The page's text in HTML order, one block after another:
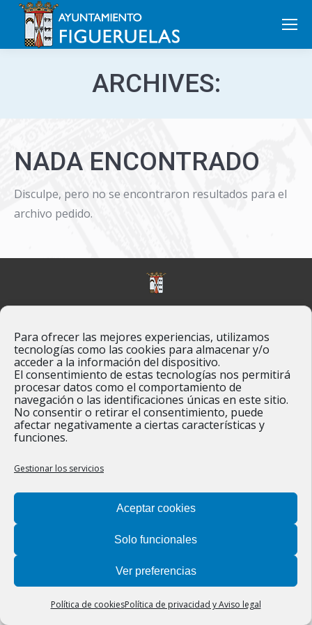
Para ofrecer las mejores experiencias, utilizamos
tecnologías como las cookies para almacenar y/o
acceder a la información del dispositivo.
El consentimiento de estas tecnologías nos permitirá
procesar datos como el comportamiento de
navegación o las identificaciones únicas en este sitio.
No consentir o retirar el consentimiento, puede
afectar negativamente a ciertas características y
funciones.
Gestionar los servicios
Aceptar cookies
Solo funcionales
Ver preferencias
Política de cookiesPolítica de privacidad y Aviso legal
Search:
ARCHIVES:
NADA ENCONTRADO
Disculpe, pero no se encontraron resultados para el
archivo pedido.
©2022 Ayuntamiento de Figueruelas |Política de privacidad y
Diseñado porEstudio Digital MCClic.